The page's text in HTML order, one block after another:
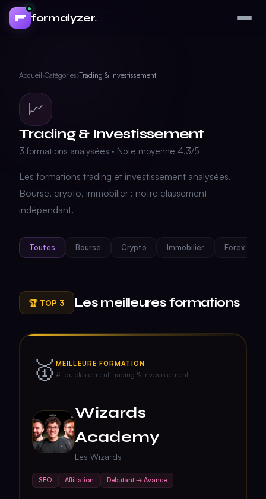
F formalyzer.
Accueil›Catégories›Trading & Investissement
📈
Trading & Investissement
3 formations analysées · Note moyenne 4.3/5
Les formations trading et investissement analysées.
Bourse, crypto, immobilier : notre classement
indépendant.
Toutes Bourse Crypto Immobilier Forex
🏆 TOP 3 Les meilleures formations
🥇 MEILLEURE FORMATION
#1 du classement Trading & Investissement
Wizards
Academy
Les Wizards
SEO Affiliation Débutant → Avancé